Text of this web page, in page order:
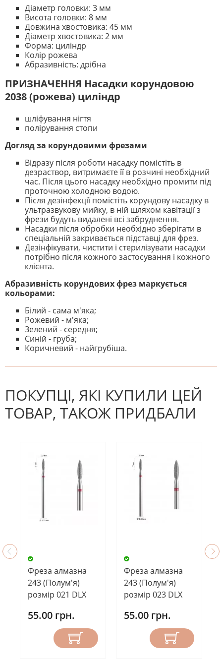
Діаметр головки: 3 мм
Висота головки: 8 мм
Довжина хвостовика: 45 мм
Діаметр хвостовика: 2 мм
Форма: циліндр
Колір рожева
Абразивність: дрібна
ПРИЗНАЧЕННЯ Насадки корундовою
2038 (рожева) циліндр
шліфування нігтя
полірування стопи
Догляд за корундовими фрезами
Відразу після роботи насадку помістіть в
дезраствор, витримаєте її в розчині необхідний
час. Після цього насадку необхідно промити під
проточною холодною водою.
Після дезінфекції помістіть корундову насадку в
ультразвукову мийку, в ній шляхом кавітації з
фрези будуть видалені всі забруднення.
Насадки після обробки необхідно зберігати в
спеціальній закривається підставці для фрез.
Дезінфікувати, чистити і стерилізувати насадки
потрібно після кожного застосування і кожного
клієнта.
Абразивність корундових фрез маркується
кольорами:
Білий - сама м'яка;
Рожевий - м'яка;
Зелений - середня;
Синій - груба;
Коричневий - найгрубіша.
На даний час немає відгуків. Ви
ПОКУПЦІ, ЯКІ КУПИЛИ ЦЕЙ
ТОВАР, ТАКОЖ ПРИДБАЛИ
Фреза алмазна
243 (Полум'я)
розмір 021 DLX
55.00 грн.
Фреза алмазна
243 (Полум'я)
розмір 023 DLX
55.00 грн.